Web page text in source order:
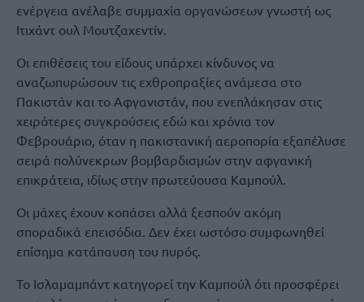
ενέργεια ανέλαβε συμμαχία οργανώσεων γνωστή ως
Ιτιχάντ ουλ Μουτζαχεντίν.
Οι επιθέσεις του είδους υπάρχει κίνδυνος να
αναζωπυρώσουν τις εχθροπραξίες ανάμεσα στο
Πακιστάν και το Αφγανιστάν, που ενεπλάκησαν στις
χειρότερες συγκρούσεις εδώ και χρόνια τον
Φεβρουάριο, όταν η πακιστανική αεροπορία εξαπέλυσε
σειρά πολύνεκρων βομβαρδισμών στην αφγανική
επικράτεια, ιδίως στην πρωτεύουσα Καμπούλ.
Οι μάχες έχουν κοπάσει αλλά ξεσπούν ακόμη
σποραδικά επεισόδια. Δεν έχει ωστόσο συμφωνηθεί
επίσημα κατάπαυση του πυρός.
Το Ισλαμαμπάντ κατηγορεί την Καμπούλ ότι προσφέρει